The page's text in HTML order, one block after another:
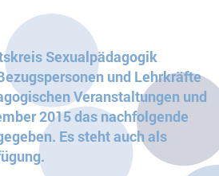
Sexualpädagogik
und Lehrkräfte
Veranstaltungen und
2015 das nachfolgende
Es steht auch als